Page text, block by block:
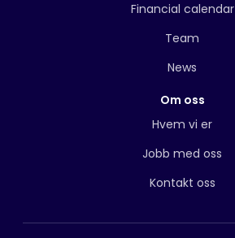
Financial calendar
Team
News
Om oss
Hvem vi er
Jobb med oss
Kontakt oss